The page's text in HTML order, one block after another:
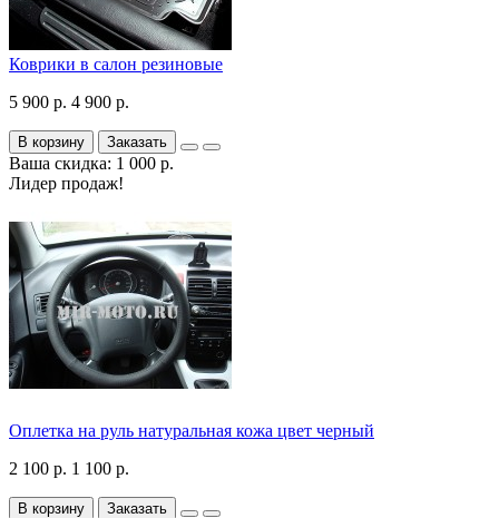
Коврики в салон резиновые
5 900 р. 4 900 р.
В корзину Заказать
Ваша скидка: 1 000 р.
Лидер продаж!
Оплетка на руль натуральная кожа цвет черный
2 100 р. 1 100 р.
В корзину Заказать